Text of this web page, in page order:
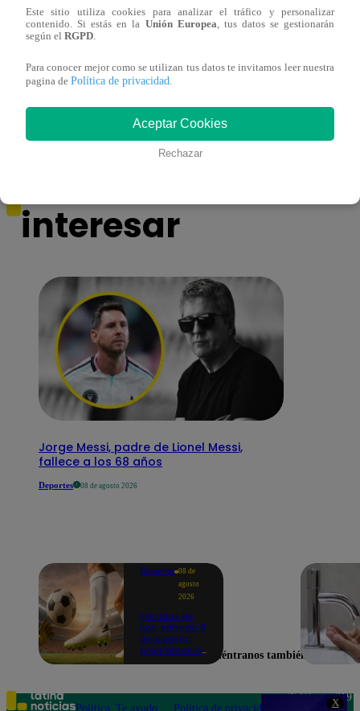
X
Joe Biden y Kamala Harris celebran el 5
interesar
Jorge Messi, padre de Lionel Messi,
fallece a los 68 años
Deportes 08 de agosto 2026
Deportes 08 de
agosto
2026
Partidos de
hoy, sábado 8
de agosto:
programación
Este sitio utiliza cookies para analizar el tráfico y personalizar
contenido. Si estás en la Unión Europea, tus datos se gestionarán
según el RGPD.
Para conocer mejor como se utilizan tus datos te invitamos leer nuestra
pagina de Política de privacidad.
Aceptar Cookies
Rechazar
Encuéntranos también en
Política Te ayudo Política de privacidad
Teléfono: 219